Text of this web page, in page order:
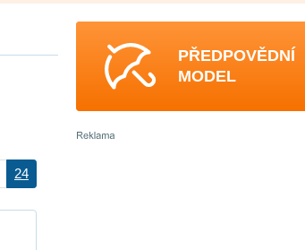
24
PŘEDPOVĚDNÍ
MODEL